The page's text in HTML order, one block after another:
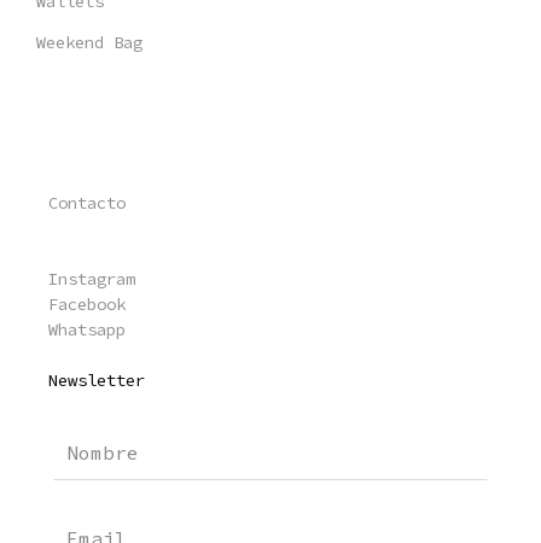
Weekend Bag
Contacto
Instagram
Facebook
Whatsapp
Newsletter
this
field